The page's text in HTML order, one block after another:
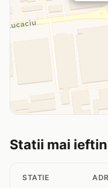
Statii mai
STATIE